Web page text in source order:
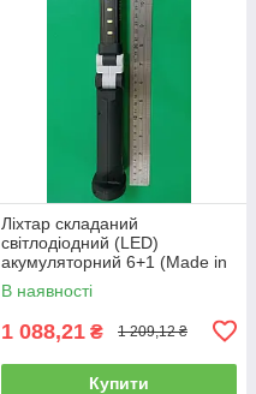
Ліхтар складаний
світлодіодний (LED)
акумуляторний 6+1 (Made in
GERMANY) WL-0601
(ліхтарик, ручний)
В наявності
1 088,21 ₴ 1 209,12 ₴
Купити